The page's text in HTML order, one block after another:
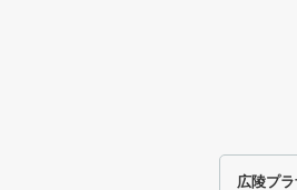
広陵プ